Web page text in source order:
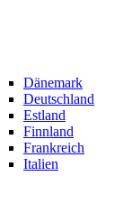
Dänemark
Deutschland
Estland
Finnland
Frankreich
Italien